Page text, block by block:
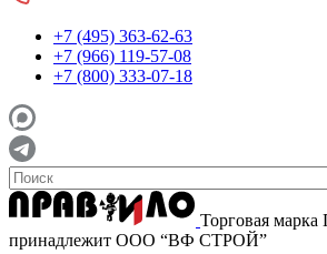
+7 (495) 363-62-63
+7 (966) 119-57-08
+7 (800) 333-07-18
Торговая
принадлежит ООО “ВФ СТРОЙ”